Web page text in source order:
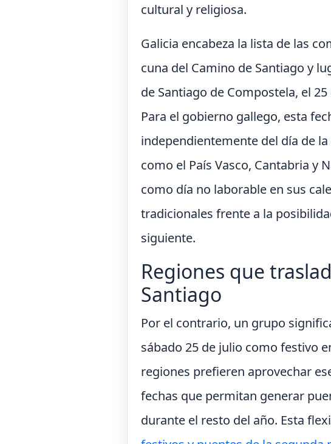
cultural y religiosa.
Galicia encabeza la lista de las
cuna del Camino de Santiago y
de Santiago de Compostela, el
Para el gobierno gallego, esta
independientemente del día de
como el País Vasco, Cantabria y
como día no laborable en sus
tradicionales frente a la
siguiente.
Regiones que
Santiago
Por el contrario, un grupo
sábado 25 de julio como festivo
regiones prefieren aprovechar
fechas que permitan generar
durante el resto del año. Esta